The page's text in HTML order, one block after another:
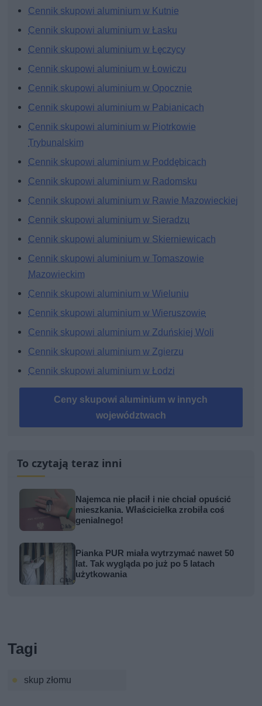
Cennik skupowi aluminium w Kutnie
Cennik skupowi aluminium w Łasku
Cennik skupowi aluminium w Łęczycy
Cennik skupowi aluminium w Łowiczu
Cennik skupowi aluminium w Opocznie
Cennik skupowi aluminium w Pabianicach
Cennik skupowi aluminium w Piotrkowie
Trybunalskim
Cennik skupowi aluminium w Poddębicach
Cennik skupowi aluminium w Radomsku
Cennik skupowi aluminium w Rawie Mazowieckiej
Cennik skupowi aluminium w Sieradzu
Cennik skupowi aluminium w Skierniewicach
Cennik skupowi aluminium w Tomaszowie
Mazowieckim
Cennik skupowi aluminium w Wieluniu
Cennik skupowi aluminium w Wieruszowie
Cennik skupowi aluminium w Zduńskiej Woli
Cennik skupowi aluminium w Zgierzu
Cennik skupowi aluminium w Łodzi
Ceny skupowi aluminium w innych
województwach
To czytają teraz inni
Najemca nie płacił i nie chciał opuścić
mieszkania. Właścicielka zrobiła coś
genialnego!
Pianka PUR miała wytrzymać nawet 50
lat. Tak wygląda po już po 5 latach
użytkowania
Tagi
skup złomu